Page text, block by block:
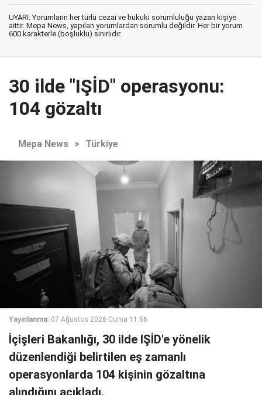
UYARI: Yorumların her türlü cezai ve hukuki sorumluluğu yazan kişiye
aittir. Mepa News, yapılan yorumlardan sorumlu değildir. Her bir yorum
600 karakterle (boşluklu) sınırlıdır.
30 ilde "IŞİD" operasyonu:
104 gözaltı
Mepa News > Türkiye
Yayınlanma: 07 Ağustos 2026 Cuma 11:56
İçişleri Bakanlığı, 30 ilde IŞİD'e yönelik
düzenlendiği belirtilen eş zamanlı
operasyonlarda 104 kişinin gözaltına
alındığını açıkladı.